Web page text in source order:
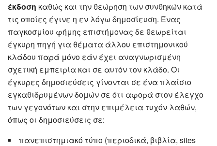
έκδοση καθώς και την θεώρηση των συνθηκών κατά
τις οποίες έγινε η εν λόγω δημοσίευση. Ένας
παγκοσμίου φήμης επιστήμονας δε θεωρείται
έγκυρη πηγή για θέματα άλλου επιστημονικού
κλάδου παρά μόνο εάν έχει αναγνωρισμένη
σχετική εμπειρία και σε αυτόν τον κλάδο. Οι
έγκυρες δημοσιεύσεις γίνονται σε ένα πλαίσιο
εγκαθιδρυμένων δομών σε ότι αφορά στον έλεγχο
των γεγονότων και στην επιμέλεια τυχόν λαθών,
όπως οι δημοσιεύσεις σε:
πανεπιστημιακό τύπο (περιοδικά, βιβλία, sites